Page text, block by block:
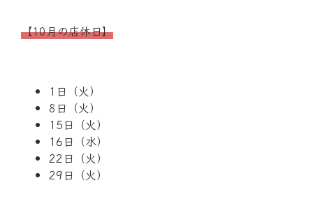
【10月の店休日】
1日（火）
8日（火）
15日（火）
16日（水）
22日（火）
29日（火）